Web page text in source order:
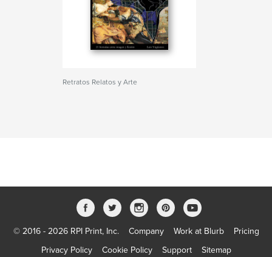
Retratos Relatos y Arte
© 2016 - 2026 RPI Print, Inc. Company Work at Blurb
Pricing
Privacy Policy
Cookie Policy Support Sitemap